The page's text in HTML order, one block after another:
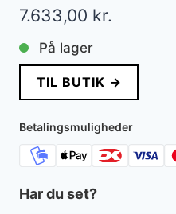
7.633,00 kr.
På lager
TIL BUTIK →
Betalingsmuligheder
Har du set?